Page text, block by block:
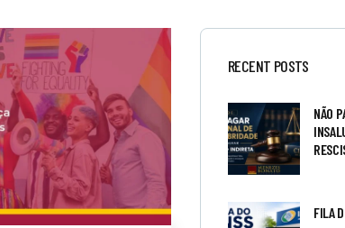
RECENT POSTS
NÃO
FILA